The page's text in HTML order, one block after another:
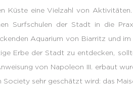
Küste eine Vielzahl von Aktivitäten.
Surfschulen der Stadt in die
Aquarium von Biarritz und im
Erbe der Stadt zu entdecken,
von Napoleon III. erbaut
Society sehr geschätzt wird: das